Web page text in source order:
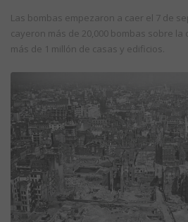
Las bombas empezaron a caer el 7 de
cayeron más de 20,000 bombas sobre
más de 1 millón de casas y edificios.